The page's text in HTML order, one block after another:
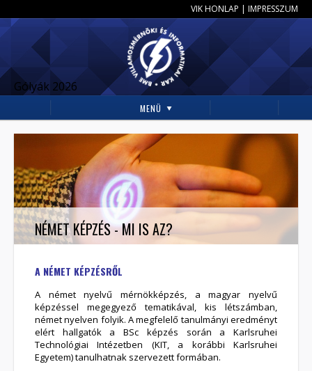
VIK HONLAP | IMPRESSZUM
Gólyák 2026
MENÜ
NÉMET KÉPZÉS - MI IS AZ?
A NÉMET KÉPZÉSRŐL
A német nyelvű mérnökképzés, a magyar nyelvű
képzéssel megegyező tematikával, kis létszámban,
német nyelven folyik. A megfelelő tanulmányi eredményt
elért hallgatók a BSc képzés során a Karlsruhei
Technológiai Intézetben (KIT, a korábbi Karlsruhei
Egyetem) tanulhatnak szervezett formában.